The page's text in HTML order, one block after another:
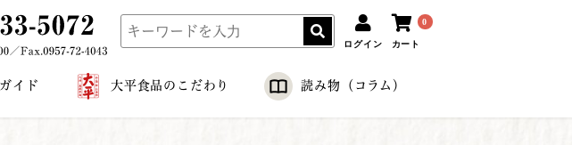
ログイン
0
カート
イド 大平食品のこだわり 読み物（コラム）